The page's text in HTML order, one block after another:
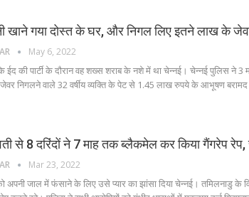
खाने गया दोस्त के घर, और निगल लिए इतने लाख के
May 6, 2022
ईद की पार्टी के दौरान वह शख्स शराब के नशे में था चेन्नई। चेन्नई पुलिस ने
जेवर निगलने वाले 32 वर्षीय व्यक्ति के पेट से 1.45 लाख रुपये के आभूषण
से 8 दरिंदों ने 7 माह तक ब्लैकमेल कर किया गैंगरेप रेप,
Mar 23, 2022
अपनी जाल में फंसाने के लिए उसे प्यार का झांसा दिया चेन्नई। तमिलनाडु